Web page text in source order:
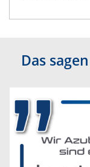
Das